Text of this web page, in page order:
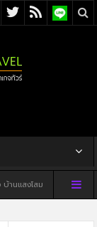
นแสงโสม ทิวผาคาเ